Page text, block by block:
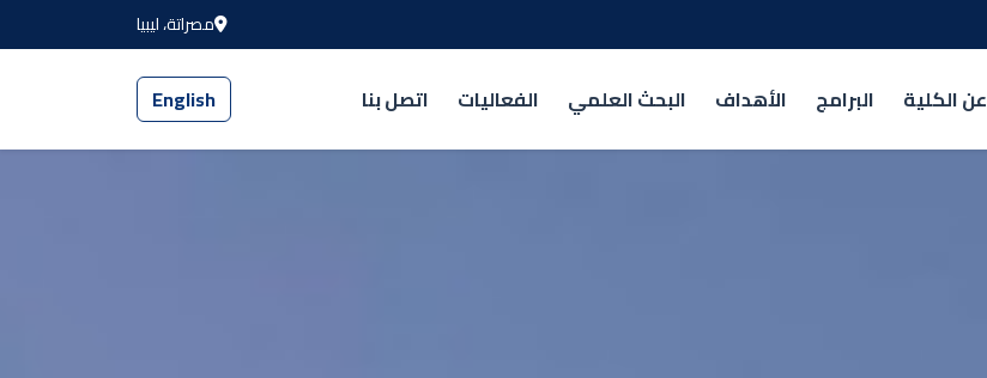
مصراتة، ليبيا
عن الكلية البرامج الأهداف البحث العلمي الفعاليات اتصل بنا English